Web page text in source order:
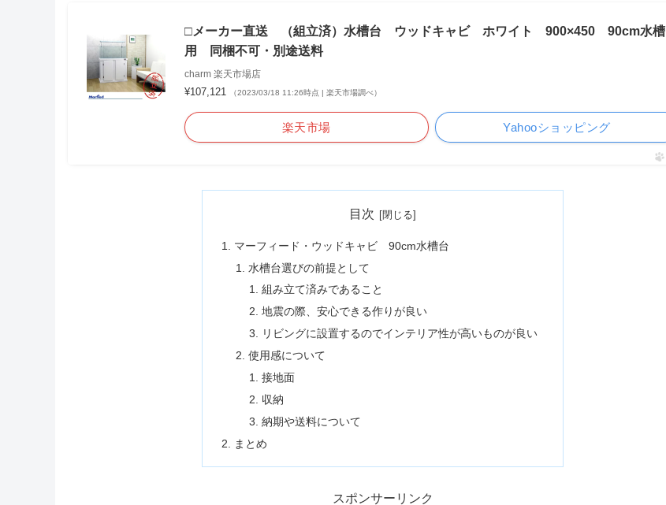
□メーカー直送 （組立済）水槽台 ウッドキャビ ホワイト 900×450 90cm水槽
用 同梱不可・別途送料
charm 楽天市場店
¥107,121 （2023/03/18 11:26時点 | 楽天市場調べ）
楽天市場 Yahooショッピング
目次
マーフィード・ウッドキャビ 90cm水槽台
水槽台選びの前提として
組み立て済みであること
地震の際、安心できる作りが良い
リビングに設置するのでインテリア性が高いものが良い
使用感について
接地面
収納
納期や送料について
まとめ
スポンサーリンク